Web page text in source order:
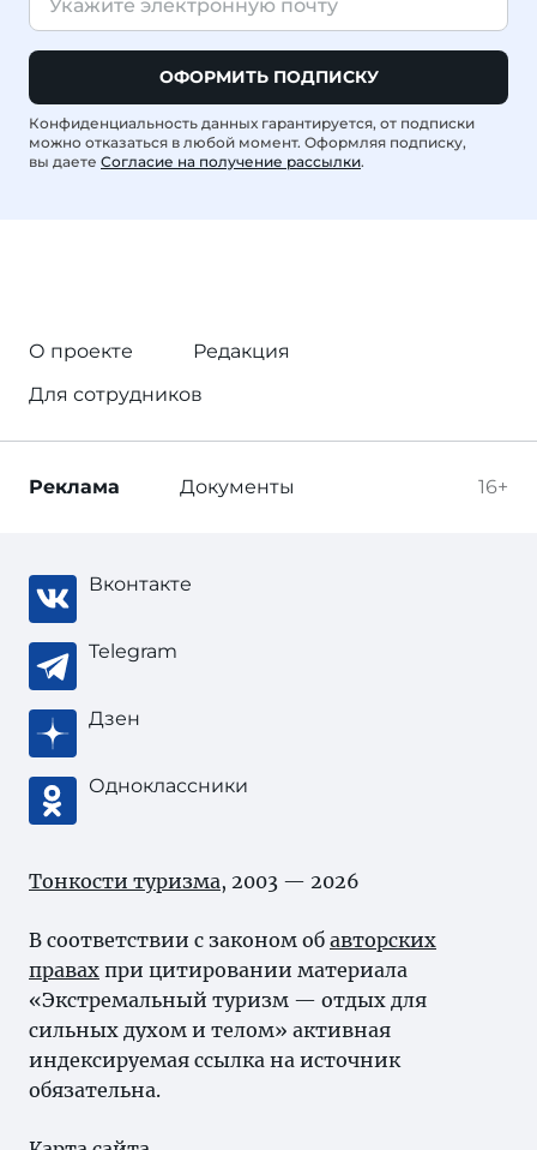
ОФОРМИТЬ ПОДПИСКУ
Конфиденциальность данных гарантируется, от подписки
можно отказаться в любой момент. Оформляя подписку,
вы даете Согласие на получение рассылки.
О проекте
Редакция
Для сотрудников
16+
Реклама Документы
Вконтакте
Telegram
Дзен
Одноклассники
Тонкости туризма, 2003 — 2026
В соответствии с законом об авторских
правах при цитировании материала
«Экстремальный туризм — отдых для
сильных духом и телом» активная
индексируемая ссылка на источник
обязательна.